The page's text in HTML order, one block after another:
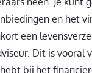
en het
een
Dit is vooral
bij het